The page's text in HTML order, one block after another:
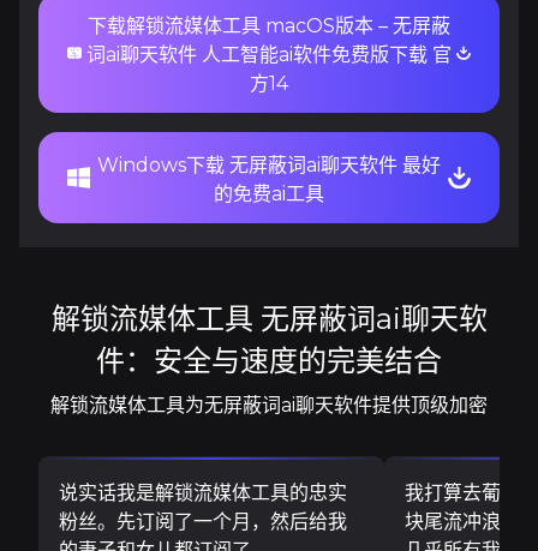
下载解锁流媒体工具 macOS版本 – 无屏蔽
词ai聊天软件 人工智能ai软件免费版下载 官
方14
Windows下载 无屏蔽词ai聊天软件 最好
的免费ai工具
解锁流媒体工具 无屏蔽词ai聊天软
件：安全与速度的完美结合
解锁流媒体工具为无屏蔽词ai聊天软件提供顶级加密
说实话我是解锁流媒体工具的忠实
粉丝。先订阅了一个月，然后给我
我打算去葡萄
块尾流冲浪板